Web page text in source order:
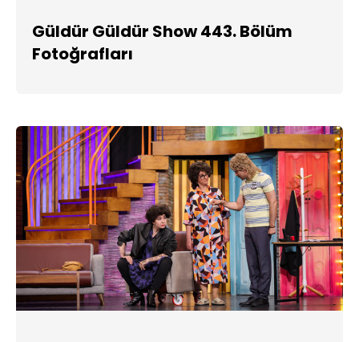
Güldür Güldür Show 443. Bölüm
Fotoğrafları